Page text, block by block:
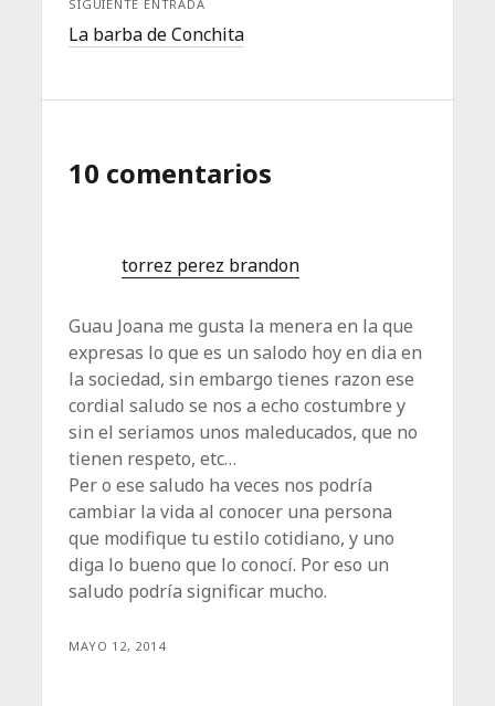
SIGUIENTE ENTRADA
La barba de Conchita
10 comentarios
torrez perez brandon
Guau Joana me gusta la menera en la que
expresas lo que es un salodo hoy en dia en
la sociedad, sin embargo tienes razon ese
cordial saludo se nos a echo costumbre y
sin el seriamos unos maleducados, que no
tienen respeto, etc…
Per o ese saludo ha veces nos podría
cambiar la vida al conocer una persona
que modifique tu estilo cotidiano, y uno
diga lo bueno que lo conocí. Por eso un
saludo podría significar mucho.
MAYO 12, 2014